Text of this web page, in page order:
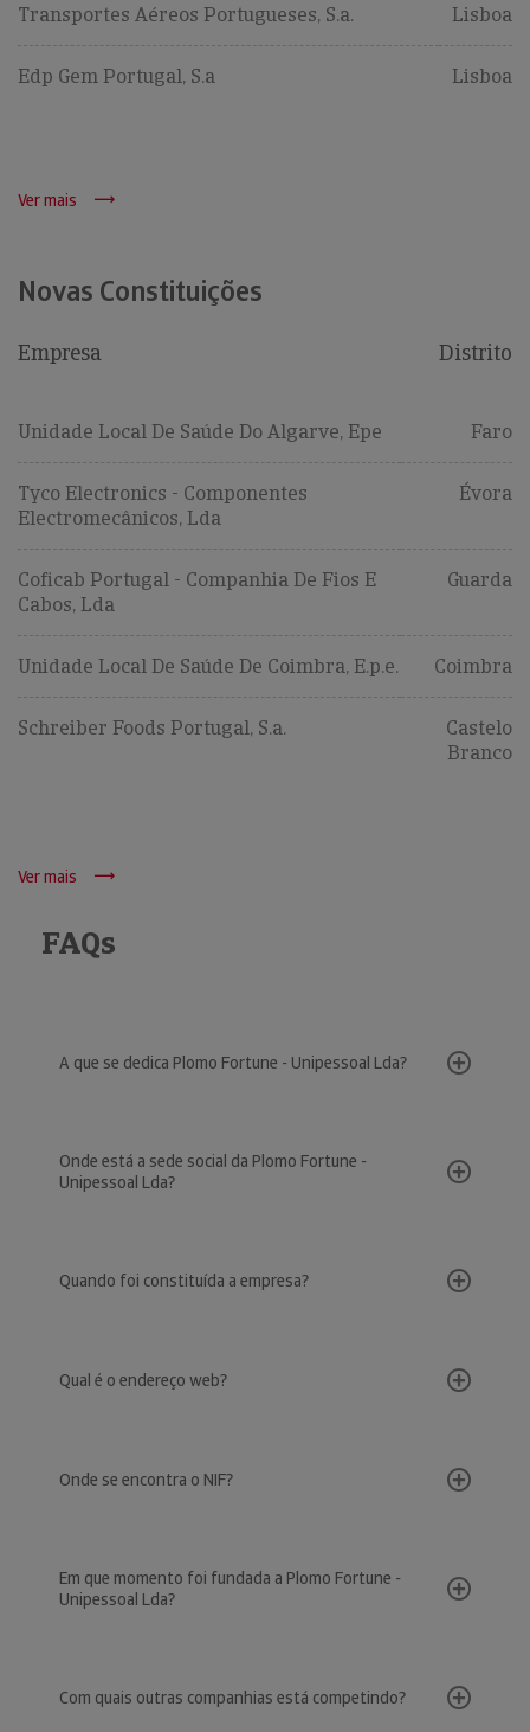
Transportes Aéreos Portugueses, S.a. Lisboa
Edp Gem Portugal, S.a Lisboa
Ver mais
Novas Constituições
Empresa Distrito
Unidade Local De Saúde Do Algarve, Epe Faro
Tyco Electronics - Componentes
Electromecânicos, Lda
Évora
Coficab Portugal - Companhia De Fios E
Cabos, Lda
Guarda
Unidade Local De Saúde De Coimbra, E.p.e. Coimbra
Schreiber Foods Portugal, S.a.
Castelo
Branco
Ver mais
FAQs
A que se dedica Plomo Fortune - Unipessoal Lda?
Onde está a sede social da Plomo Fortune -
Unipessoal Lda?
Quando foi constituída a empresa?
Qual é o endereço web?
Onde se encontra o NIF?
Em que momento foi fundada a Plomo Fortune -
Unipessoal Lda?
Com quais outras companhias está competindo?